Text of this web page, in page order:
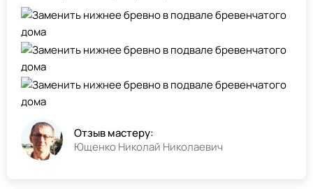
Отзыв мастеру:
Ющенко Николай Николаевич